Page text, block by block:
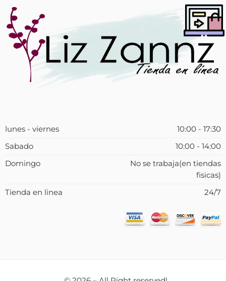
lunes - viernes
10:00 - 17:30
Sabado
10:00 - 14:00
Domingo
No se trabaja(en tiendas
fisicas)
Tienda en linea
24/7